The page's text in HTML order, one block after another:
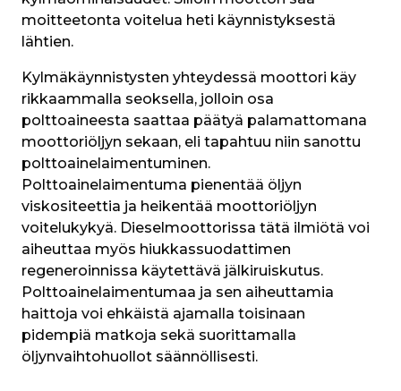
moitteetonta voitelua heti käynnistyksestä
lähtien.
Kylmäkäynnistysten yhteydessä moottori käy
rikkaammalla seoksella, jolloin osa
polttoaineesta saattaa päätyä palamattomana
moottoriöljyn sekaan, eli tapahtuu niin sanottu
polttoainelaimentuminen.
Polttoainelaimentuma pienentää öljyn
viskositeettia ja heikentää moottoriöljyn
voitelukykyä. Dieselmoottorissa tätä ilmiötä voi
aiheuttaa myös hiukkassuodattimen
regeneroinnissa käytettävä jälkiruiskutus.
Polttoainelaimentumaa ja sen aiheuttamia
haittoja voi ehkäistä ajamalla toisinaan
pidempiä matkoja sekä suorittamalla
öljynvaihtohuollot säännöllisesti.